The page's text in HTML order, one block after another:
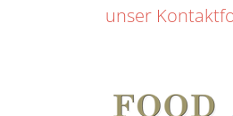
unser